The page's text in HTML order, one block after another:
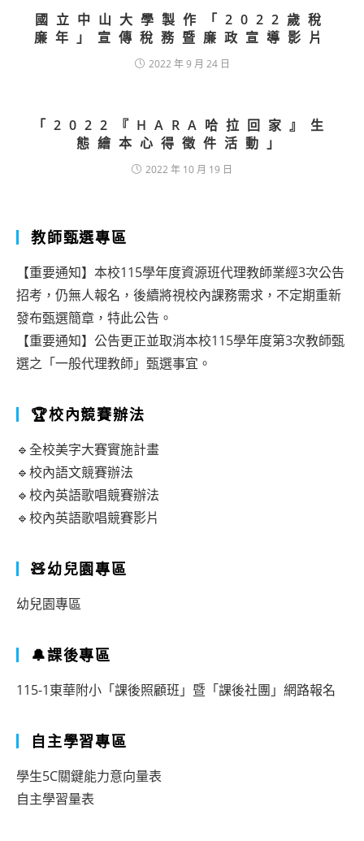
國立中山大學製作「2022歲稅
廉年」宣傳稅務暨廉政宣導影片
2022 年 9 月 24 日
「2022『HARA哈拉回家』生
態繪本心得徵件活動」
2022 年 10 月 19 日
教師甄選專區
【重要通知】本校115學年度資源班代理教師業經3次公告
招考，仍無人報名，後續將視校內課務需求，不定期重新
發布甄選簡章，特此公告。
【重要通知】公告更正並取消本校115學年度第3次教師甄
選之「一般代理教師」甄選事宜。
🏆校內競賽辦法
🔹全校美字大賽實施計畫
🔹校內語文競賽辦法
🔹校內英語歌唱競賽辦法
🔹校內英語歌唱競賽影片
🧸幼兒園專區
幼兒園專區
🔔課後專區
115-1東華附小「課後照顧班」暨「課後社團」網路報名
自主學習專區
學生5C關鍵能力意向量表
自主學習量表